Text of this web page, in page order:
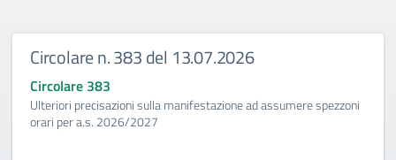
Circolare n. 383 del 13.07.2026
Circolare 383
Ulteriori precisazioni sulla manifestazione ad assumere spezzoni
orari per a.s. 2026/2027